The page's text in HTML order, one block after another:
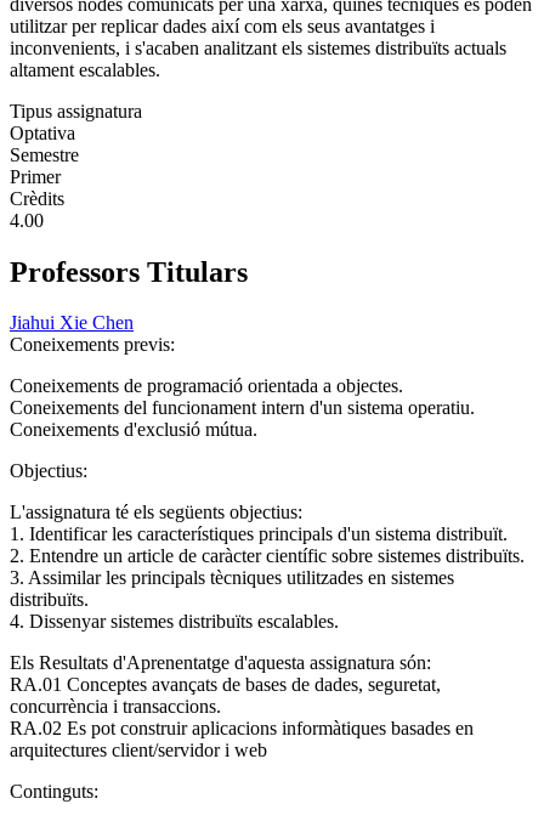
utilitzar per replicar dades així com els seus avantatges i
inconvenients, i s'acaben analitzant els sistemes distribuïts actuals
altament escalables.
Tipus assignatura
Optativa
Semestre
Primer
Crèdits
4.00
Professors Titulars
Jiahui Xie Chen
Coneixements previs:
Coneixements de programació orientada a objectes.
Coneixements del funcionament intern d'un sistema operatiu.
Coneixements d'exclusió mútua.
Objectius:
L'assignatura té els següents objectius:
1. Identificar les característiques principals d'un sistema distribuït.
2. Entendre un article de caràcter científic sobre sistemes distribuïts.
3. Assimilar les principals tècniques utilitzades en sistemes
distribuïts.
4. Dissenyar sistemes distribuïts escalables.
Els Resultats d'Aprenentatge d'aquesta assignatura són:
RA.01 Conceptes avançats de bases de dades, seguretat,
concurrència i transaccions.
RA.02 Es pot construir aplicacions informàtiques basades en
arquitectures client/servidor i web
Continguts: